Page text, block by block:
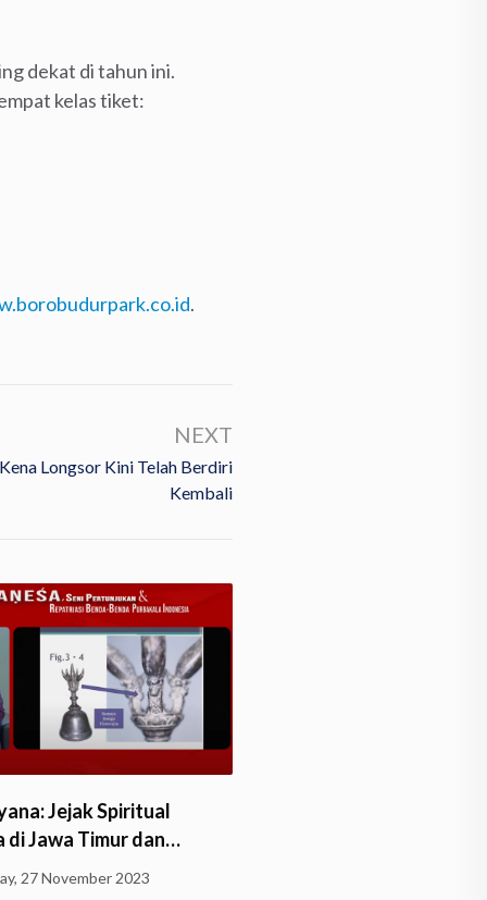
dekat di tahun ini.
kelas tiket:
.
NEXT
Longsor Kini Telah Berdiri
Kembali
Jejak Spiritual
di Jawa Timur dan…
27 November 2023